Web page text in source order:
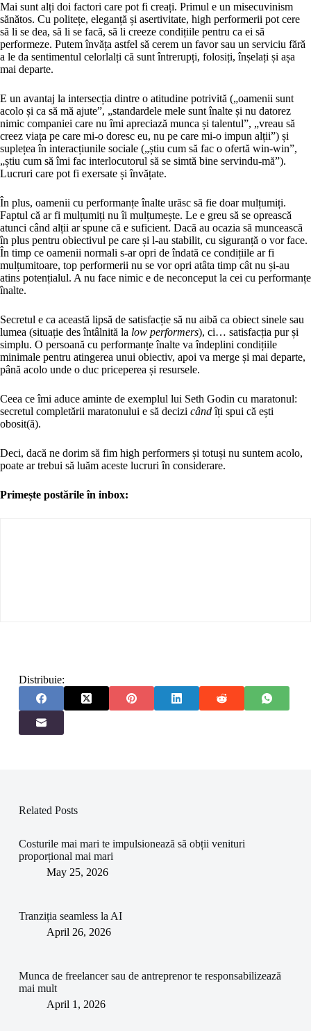
Mai sunt alți doi factori care pot fi creați. Primul e un misecuvinism
sănătos. Cu politețe, eleganță și asertivitate, high performerii pot cere
să li se dea, să li se facă, să li creeze condițiile pentru ca ei să
performeze. Putem învăța astfel să cerem un favor sau un serviciu fără
a le da sentimentul celorlalți că sunt întrerupți, folosiți, înșelați și așa
mai departe.
E un avantaj la intersecția dintre o atitudine potrivită („oamenii sunt
acolo și ca să mă ajute”, „standardele mele sunt înalte și nu datorez
nimic companiei care nu îmi apreciază munca și talentul”, „vreau să
creez viața pe care mi-o doresc eu, nu pe care mi-o impun alții”) și
suplețea în interacțiunile sociale („știu cum să fac o ofertă win-win”,
„știu cum să îmi fac interlocutorul să se simtă bine servindu-mă”).
Lucruri care pot fi exersate și învățate.
În plus, oamenii cu performanțe înalte urăsc să fie doar mulțumiți.
Faptul că ar fi mulțumiți nu îi mulțumește. Le e greu să se oprească
atunci când alții ar spune că e suficient. Dacă au ocazia să muncească
în plus pentru obiectivul pe care și l-au stabilit, cu siguranță o vor face.
În timp ce oamenii normali s-ar opri de îndată ce condițiile ar fi
mulțumitoare, top performerii nu se vor opri atâta timp cât nu și-au
atins potențialul. A nu face nimic e de neconceput la cei cu performanțe
înalte.
Secretul e ca această lipsă de satisfacție să nu aibă ca obiect sinele sau
lumea (situație des întâlnită la low performers), ci… satisfacția pur și
simplu. O persoană cu performanțe înalte va îndeplini condițiile
minimale pentru atingerea unui obiectiv, apoi va merge și mai departe,
până acolo unde o duc priceperea și resursele.
Ceea ce îmi aduce aminte de exemplul lui Seth Godin cu maratonul:
secretul completării maratonului e să decizi cândîți spui că ești
obosit(ă).
Deci, dacă ne dorim să fim high performers și totuși nu suntem acolo,
poate ar trebui să luăm aceste lucruri în considerare.
Primește postările în inbox:
Distribuie:
Related Posts
Costurile mai mari te impulsionează să obții venituri
proporțional mai mari
May 25, 2026
Tranziția seamless la AI
April 26, 2026
Munca de freelancer sau de antreprenor te responsabilizează
mai mult
April 1, 2026